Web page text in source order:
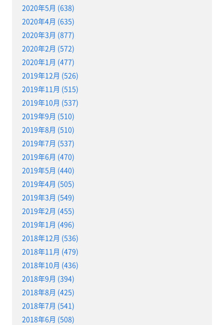
2020年5月 (638)
2020年4月 (635)
2020年3月 (877)
2020年2月 (572)
2020年1月 (477)
2019年12月 (526)
2019年11月 (515)
2019年10月 (537)
2019年9月 (510)
2019年8月 (510)
2019年7月 (537)
2019年6月 (470)
2019年5月 (440)
2019年4月 (505)
2019年3月 (549)
2019年2月 (455)
2019年1月 (496)
2018年12月 (536)
2018年11月 (479)
2018年10月 (436)
2018年9月 (394)
2018年8月 (425)
2018年7月 (541)
2018年6月 (508)